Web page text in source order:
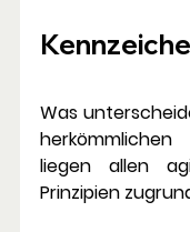
Was
liegen allen
Prinzipien